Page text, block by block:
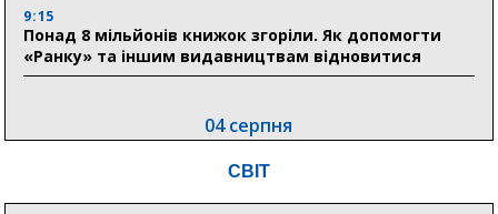
9:15
Понад 8 мільйонів книжок згоріли. Як допомогти
«Ранку» та іншим видавництвам відновитися
04 серпня
Пенсійний фонд Сумщини спрямував 0,2 млрд грн
СВІТ